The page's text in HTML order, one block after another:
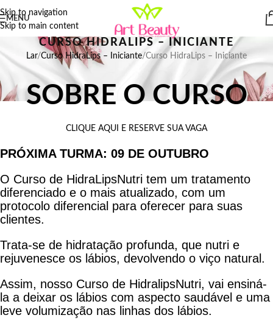
Skip to navigation
Skip to main content
MENU
CURSO HIDRALIPS – INICIANTE
Lar Curso HidraLips – Iniciante Curso HidraLips – Iniciante
SOBRE O CURSO
CLIQUE AQUI E RESERVE SUA VAGA
PRÓXIMA TURMA: 09 DE OUTUBRO
O Curso de HidraLipsNutri tem um tratamento
diferenciado e o mais atualizado, com um
protocolo diferencial para oferecer para suas
clientes.
Trata-se de hidratação profunda, que nutri e
rejuvenesce os lábios, devolvendo o viço natural.
Assim, nosso Curso de HidralipsNutri, vai ensiná-
la a deixar os lábios com aspecto saudável e uma
leve volumização nas linhas dos lábios.